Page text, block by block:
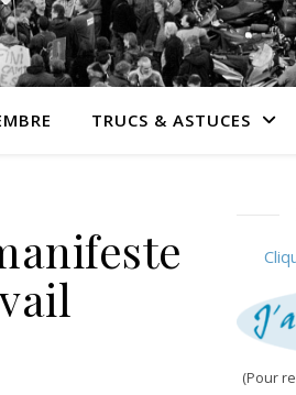
TRUCS & ASTUCES
(Pour